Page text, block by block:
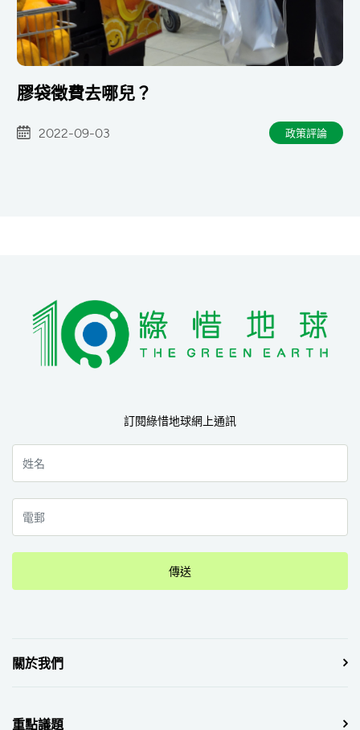
膠袋徵費去哪兒？
2022-09-03 政策評論
訂閱綠惜地球網上通訊
傳送
關於我們
重點議題